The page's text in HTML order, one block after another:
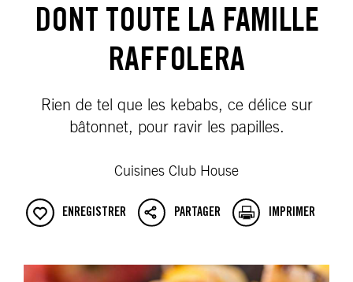
DONT TOUTE LA FAMILLE
RAFFOLERA
Rien de tel que les kebabs, ce délice sur
bâtonnet, pour ravir les papilles.
Cuisines Club House
ENREGISTRER PARTAGER IMPRIMER